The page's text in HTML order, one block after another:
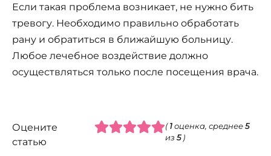
Если такая проблема возникает, не нужно бить
тревогу. Необходимо правильно обработать
рану и обратиться в ближайшую больницу.
Любое лечебное воздействие должно
осуществляться только после посещения врача.
Оцените
статью
( 1 оценка, среднее5
из5)